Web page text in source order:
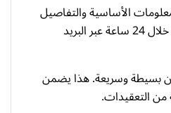
الأساسية والتفاصيل
الشخصية. يتم إرسال تأكيد خلال 24 ساعة عبر البريد
بسيطة وسريعة. هذا يضمن
التعقيدات.